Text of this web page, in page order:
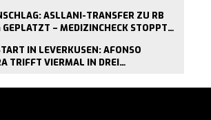
ASLLANI-TRANSFER ZU RB
GEPLATZT – MEDIZINCHECK STOPPT
IN LEVERKUSEN: AFONSO
TRIFFT VIERMAL IN DREI